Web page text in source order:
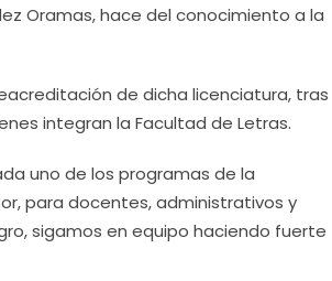
Oramas, hace del conocimiento a la
de dicha licenciatura, tras
integran la Facultad de Letras.
uno de los programas de la
para docentes, administrativos y
sigamos en equipo haciendo fuerte